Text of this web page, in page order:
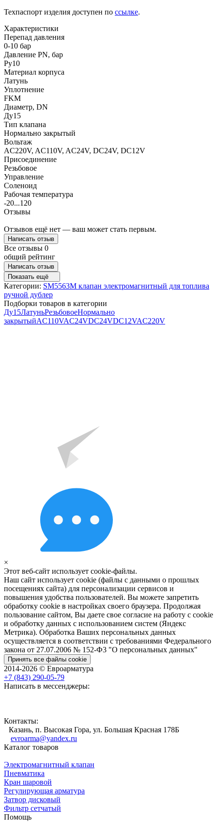
Техпаспорт изделия доступен по ссылке.
Характеристики
Перепад давления
0-10 бар
Давление PN, бар
Ру10
Материал корпуса
Латунь
Уплотнение
FKM
Диаметр, DN
Ду15
Тип клапана
Нормально закрытый
Вольтаж
AC220V, AC110V, AC24V, DC24V, DC12V
Присоединение
Резьбовое
Управление
Соленоид
Рабочая температура
-20...120
Отзывы
Отзывов ещё нет — ваш может стать первым.
Написать отзыв
Все отзывы 0
общий рейтинг
Написать отзыв
Показать ещё
Категории: SM5563M клапан электромагнитный для топлива
ручной дублер
Подборки товаров в категории
Ду15ЛатуньРезьбовоеНормально
закрытыйAC110VAC24VDC24VDC12VAC220V
×
Этот веб-сайт использует cookie-файлы.
Наш сайт использует cookie (файлы с данными о прошлых
посещениях сайта) для персонализации сервисов и
повышения удобства пользователей. Вы можете запретить
обработку cookie в настройках своего браузера. Продолжая
пользование сайтом, Вы даете свое согласие на работу с cookie
и обработку данных с использованием систем (Яндекс
Метрика). Обработка Ваших персональных данных
осуществляется в соответствии с требованиями Федерального
закона от 27.07.2006 № 152-Ф3 "О персональных данных"
Принять все файлы cookie
2014-2026 © Евроарматура
+7 (843) 290-05-79
Написать в мессенджеры:
Контакты:
Казань, п. Высокая Гора, ул. Большая Красная 178Б
evroarma@yandex.ru
Каталог товаров
Электромагнитный клапан
Пневматика
Кран шаровой
Регулирующая арматура
Затвор дисковый
Фильтр сетчатый
Помощь